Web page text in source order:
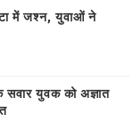
में जश्न, युवाओं ने
सवार युवक को अज्ञात